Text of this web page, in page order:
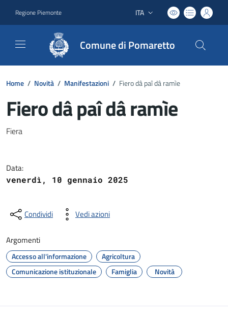
Regione Piemonte Lingua attiva:
ITA
Comune di Pomaretto
Home / Novità / Manifestazioni / Fiero dâ paî dâ ramìe
Fiero dâ paî dâ ramìe
Dettagli del documento
Fiera
Data:
venerdì, 10 gennaio 2025
Condividi Vedi azioni
Argomenti
Accesso all'informazione
Agricoltura
Comunicazione istituzionale
Famiglia Novità